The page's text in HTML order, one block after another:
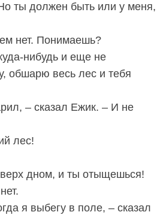
ты должен быть или у меня,
нет. Понимаешь?
нибудь и еще не
обшарю весь лес и тебя
– сказал Ежик. – И не
лес!
дном, и ты отыщешься!
я выбегу в поле, – сказал